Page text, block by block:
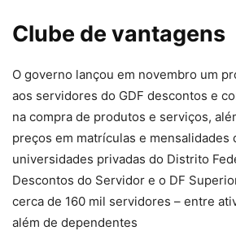
Clube de vantagens
O governo lançou em novembro um
aos servidores do GDF descontos e
na compra de produtos e serviços,
preços em matrículas e mensalidades
universidades privadas do Distrito
Descontos do Servidor e o DF
cerca de 160 mil servidores – entre
além de dependentes